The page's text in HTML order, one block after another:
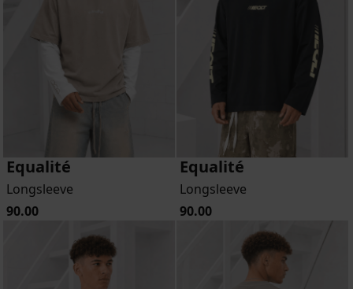
Equalité
Longsleeve
90.00
Equalité
Longsleeve
90.00